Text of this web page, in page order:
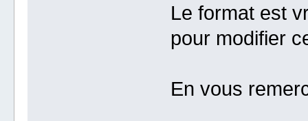
Le format est
pour modifier
En vous